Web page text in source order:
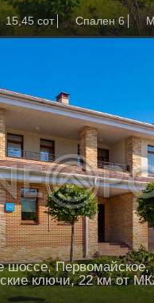
15,45 сот Спален 6
шоссе,
ключи, 22 км от